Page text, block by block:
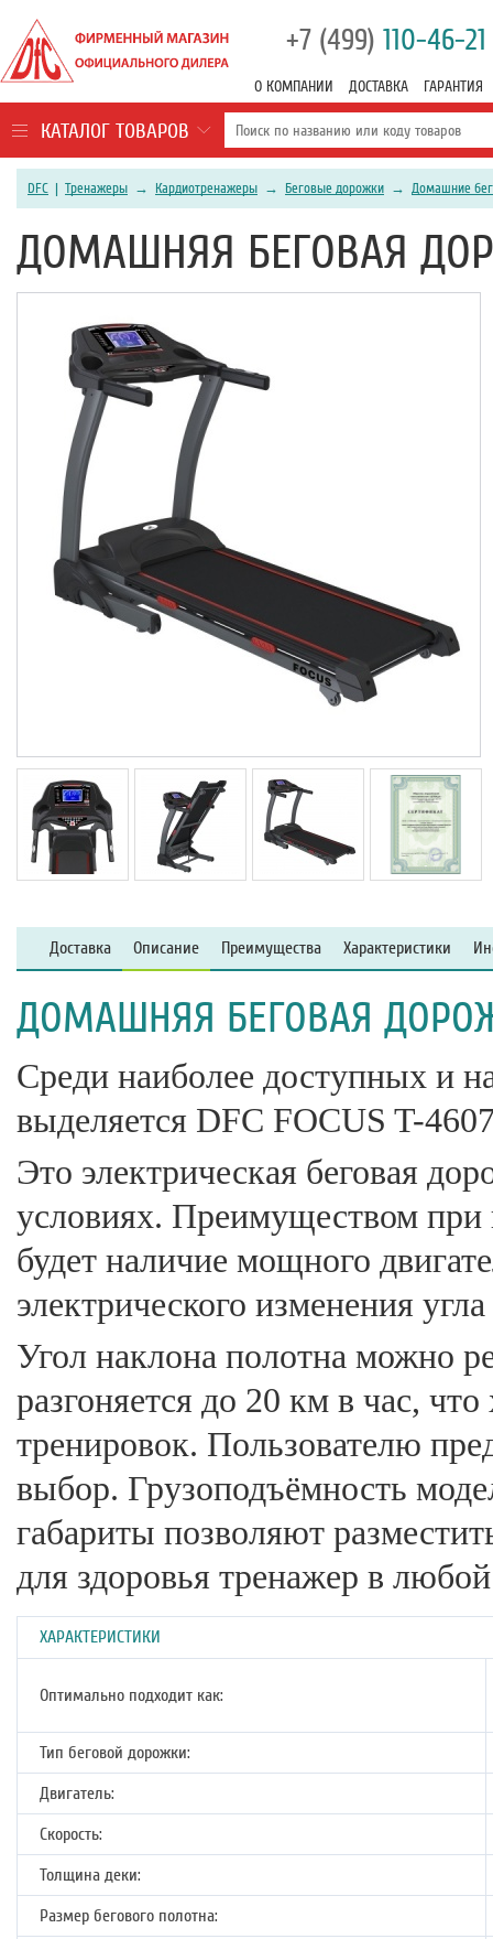
+7 (499) 110-46-21
О КОМПАНИИ ДОСТАВКА ГАРАНТИЯ
КАТАЛОГ ТОВАРОВ
DFC | Тренажеры → Кардиотренажеры → Беговые дорожки → Домашние
ДОМАШНЯЯ БЕГОВАЯ
Доставка Описание Преимущества Характеристики
ДОМАШНЯЯ БЕГОВАЯ
Среди наиболее доступных и
выделяется DFC FOCUS T-
Это электрическая беговая
условиях. Преимуществом при
будет наличие мощного
электрического изменения
Угол наклона полотна можно
разгоняется до 20 км в час,
тренировок. Пользователю
выбор. Грузоподъёмность
габариты позволяют
для здоровья тренажер в
ХАРАКТЕРИСТИКИ
Оптимально подходит как:
Тип беговой дорожки:
Двигатель:
Скорость:
Толщина деки:
Размер бегового полотна: